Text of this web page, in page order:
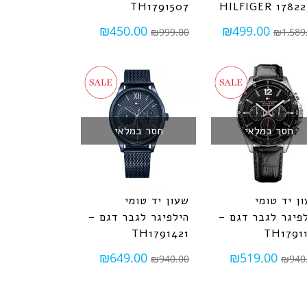
HILFIGER
₪
₪499.00
TH1791507
₪999.00
₪450.00
חסר במלאי
יד טומי
לגבר דגם –
₪
₪519.00
חסר במלאי
שעון יד טומי
הילפיגר לגבר דגם –
TH1791421
₪940.00
₪649.00